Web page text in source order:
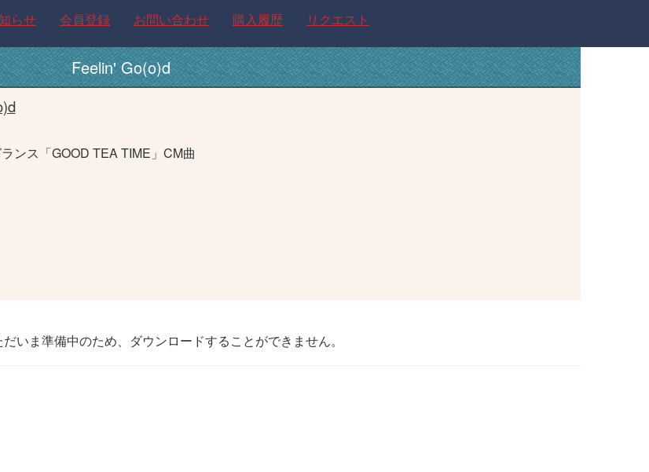
らせ 会員登録 お問い合わせ 購入履歴 リクエスト
Feelin' Go(o)d
ンス「GOOD TEA TIME」CM曲
いま準備中のため、ダウンロードすることができません。